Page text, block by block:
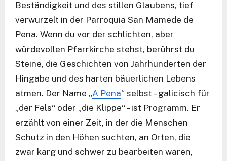
Beständigkeit und des stillen Glaubens, tief
verwurzelt in der Parroquia San Mamede de
Pena. Wenn du vor der schlichten, aber
würdevollen Pfarrkirche stehst, berührst du
Steine, die Geschichten von Jahrhunderten der
Hingabe und des harten bäuerlichen Lebens
atmen. Der Name „A Pena“ selbst – galicisch für
„der Fels“ oder „die Klippe“ – ist Programm. Er
erzählt von einer Zeit, in der die Menschen
Schutz in den Höhen suchten, an Orten, die
zwar karg und schwer zu bearbeiten waren,